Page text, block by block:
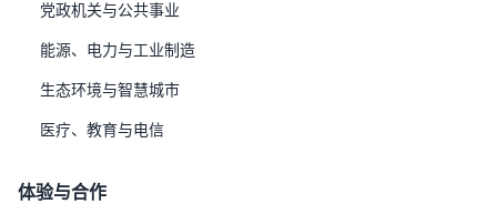
党政机关与公共事业
能源、电力与工业制造
生态环境与智慧城市
医疗、教育与电信
体验与合作